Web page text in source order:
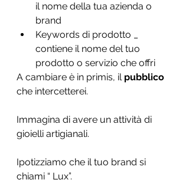
il nome della tua azienda o
brand
Keywords di prodotto _
contiene il nome del tuo
prodotto o servizio che offri
A cambiare è in primis, il pubblico
che intercetterei.
Immagina di avere un attività di
gioielli artigianali.
Ipotizziamo che il tuo brand si
chiami “ Lux”.